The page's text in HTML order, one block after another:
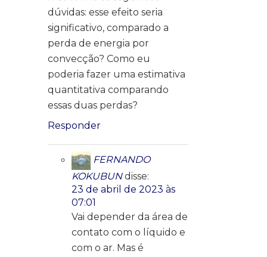
dúvidas: esse efeito seria
significativo, comparado a
perda de energia por
convecção? Como eu
poderia fazer uma estimativa
quantitativa comparando
essas duas perdas?
Responder
FERNANDO
KOKUBUN disse:
23 de abril de 2023 às
07:01
Vai depender da área de
contato com o líquido e
com o ar. Mas é